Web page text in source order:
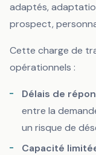
adaptés,
prospect,
Cette charge de
opérationnels :
Délais de
entre la
un risque de
Capacité